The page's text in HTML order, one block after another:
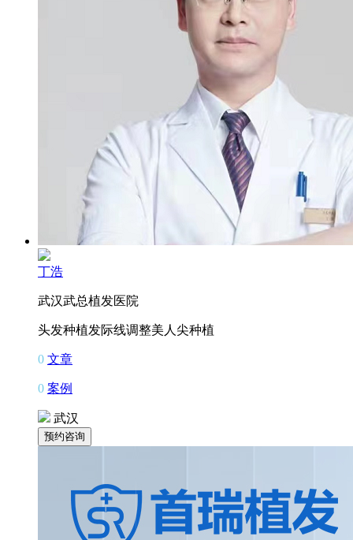
丁浩
武汉武总植发医院
头发种植发际线调整美人尖种植
0 文章
0 案例
武汉